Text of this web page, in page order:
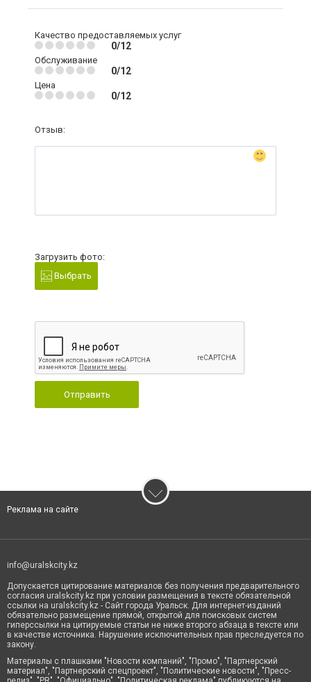
Качество предоставляемых услуг
0/12
Обслуживание
0/12
Цена
0/12
Отзыв:
Загрузить фото:
Выбрать
Отправить
Реклама на сайте
info@uralskcity.kz
Допускается цитирование материалов без получения предварительного
согласия uralskcity.kz при условии размещения в тексте обязательной
ссылки на uralskcity.kz - Сайт города Уральск. Для интернет-изданий
обязательно размещение прямой, открытой для поисковых систем
гиперссылки на цитируемые статьи не ниже второго абзаца в тексте или
в качестве источника. Нарушение исключительных прав преследуется по
закону.
Материалы с плашками "Новости компаний", "Промо", "Партнерский
материал", "Партнерский спецпроект", "Политические новости", "Пресс-